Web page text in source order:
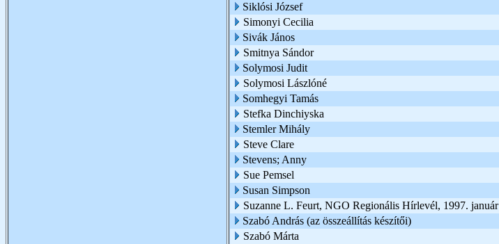
Siklósi József
Simonyi Cecilia
Sivák János
Smitnya Sándor
Solymosi Judit
Solymosi Lászlóné
Somhegyi Tamás
Stefka Dinchiyska
Stemler Mihály
Steve Clare
Stevens; Anny
Sue Pemsel
Susan Simpson
Suzanne L. Feurt, NGO Regionális Hírlevél, 1997. január
Szabó András (az összeállítás készítői)
Szabó Márta